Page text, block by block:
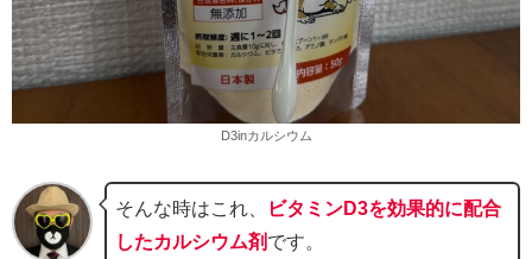
D3inカルシウム
そんな時はこれ、
ビタミンD3を効果的に配合
したカルシウム剤 です。